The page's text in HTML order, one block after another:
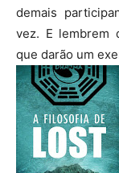
demais
vez. E lembrem
que darão um